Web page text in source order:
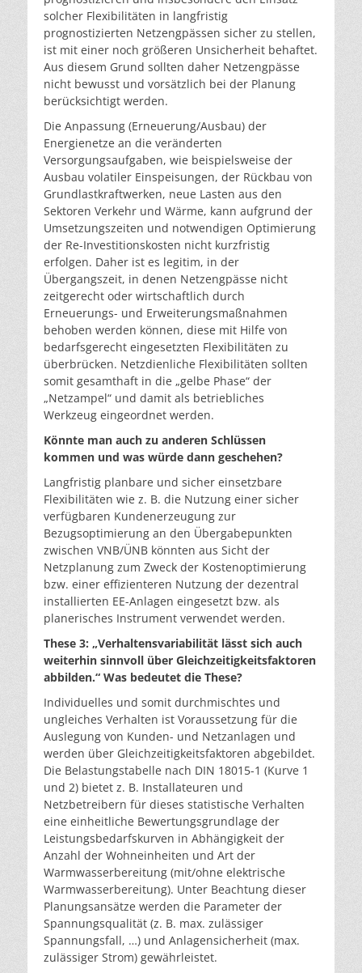
solcher Flexibilitäten in langfristig
prognostizierten Netzengpässen sicher zu stellen,
ist mit einer noch größeren Unsicherheit behaftet.
Aus diesem Grund sollten daher Netzengpässe
nicht bewusst und vorsätzlich bei der Planung
berücksichtigt werden.
Die Anpassung (Erneuerung/Ausbau) der
Energienetze an die veränderten
Versorgungsaufgaben, wie beispielsweise der
Ausbau volatiler Einspeisungen, der Rückbau von
Grundlastkraftwerken, neue Lasten aus den
Sektoren Verkehr und Wärme, kann aufgrund der
Umsetzungszeiten und notwendigen Optimierung
der Re-Investitionskosten nicht kurzfristig
erfolgen. Daher ist es legitim, in der
Übergangszeit, in denen Netzengpässe nicht
zeitgerecht oder wirtschaftlich durch
Erneuerungs- und Erweiterungsmaßnahmen
behoben werden können, diese mit Hilfe von
bedarfsgerecht eingesetzten Flexibilitäten zu
überbrücken. Netzdienliche Flexibilitäten sollten
somit gesamthaft in die „gelbe Phase“ der
„Netzampel“ und damit als betriebliches
Werkzeug eingeordnet werden.
Könnte man auch zu anderen Schlüssen
kommen und was würde dann geschehen?
Langfristig planbare und sicher einsetzbare
Flexibilitäten wie z. B. die Nutzung einer sicher
verfügbaren Kundenerzeugung zur
Bezugsoptimierung an den Übergabepunkten
zwischen VNB/ÜNB könnten aus Sicht der
Netzplanung zum Zweck der Kostenoptimierung
bzw. einer effizienteren Nutzung der dezentral
installierten EE-Anlagen eingesetzt bzw. als
planerisches Instrument verwendet werden.
These 3: „Verhaltensvariabilität lässt sich auch
weiterhin sinnvoll über Gleichzeitigkeitsfaktoren
abbilden.“ Was bedeutet die These?
Individuelles und somit durchmischtes und
ungleiches Verhalten ist Voraussetzung für die
Auslegung von Kunden- und Netzanlagen und
werden über Gleichzeitigkeitsfaktoren abgebildet.
Die Belastungstabelle nach DIN 18015-1 (Kurve 1
und 2) bietet z. B. Installateuren und
Netzbetreibern für dieses statistische Verhalten
eine einheitliche Bewertungsgrundlage der
Leistungsbedarfskurven in Abhängigkeit der
Anzahl der Wohneinheiten und Art der
Warmwasserbereitung (mit/ohne elektrische
Warmwasserbereitung). Unter Beachtung dieser
Planungsansätze werden die Parameter der
Spannungsqualität (z. B. max. zulässiger
Spannungsfall, …) und Anlagensicherheit (max.
zulässiger Strom) gewährleistet.